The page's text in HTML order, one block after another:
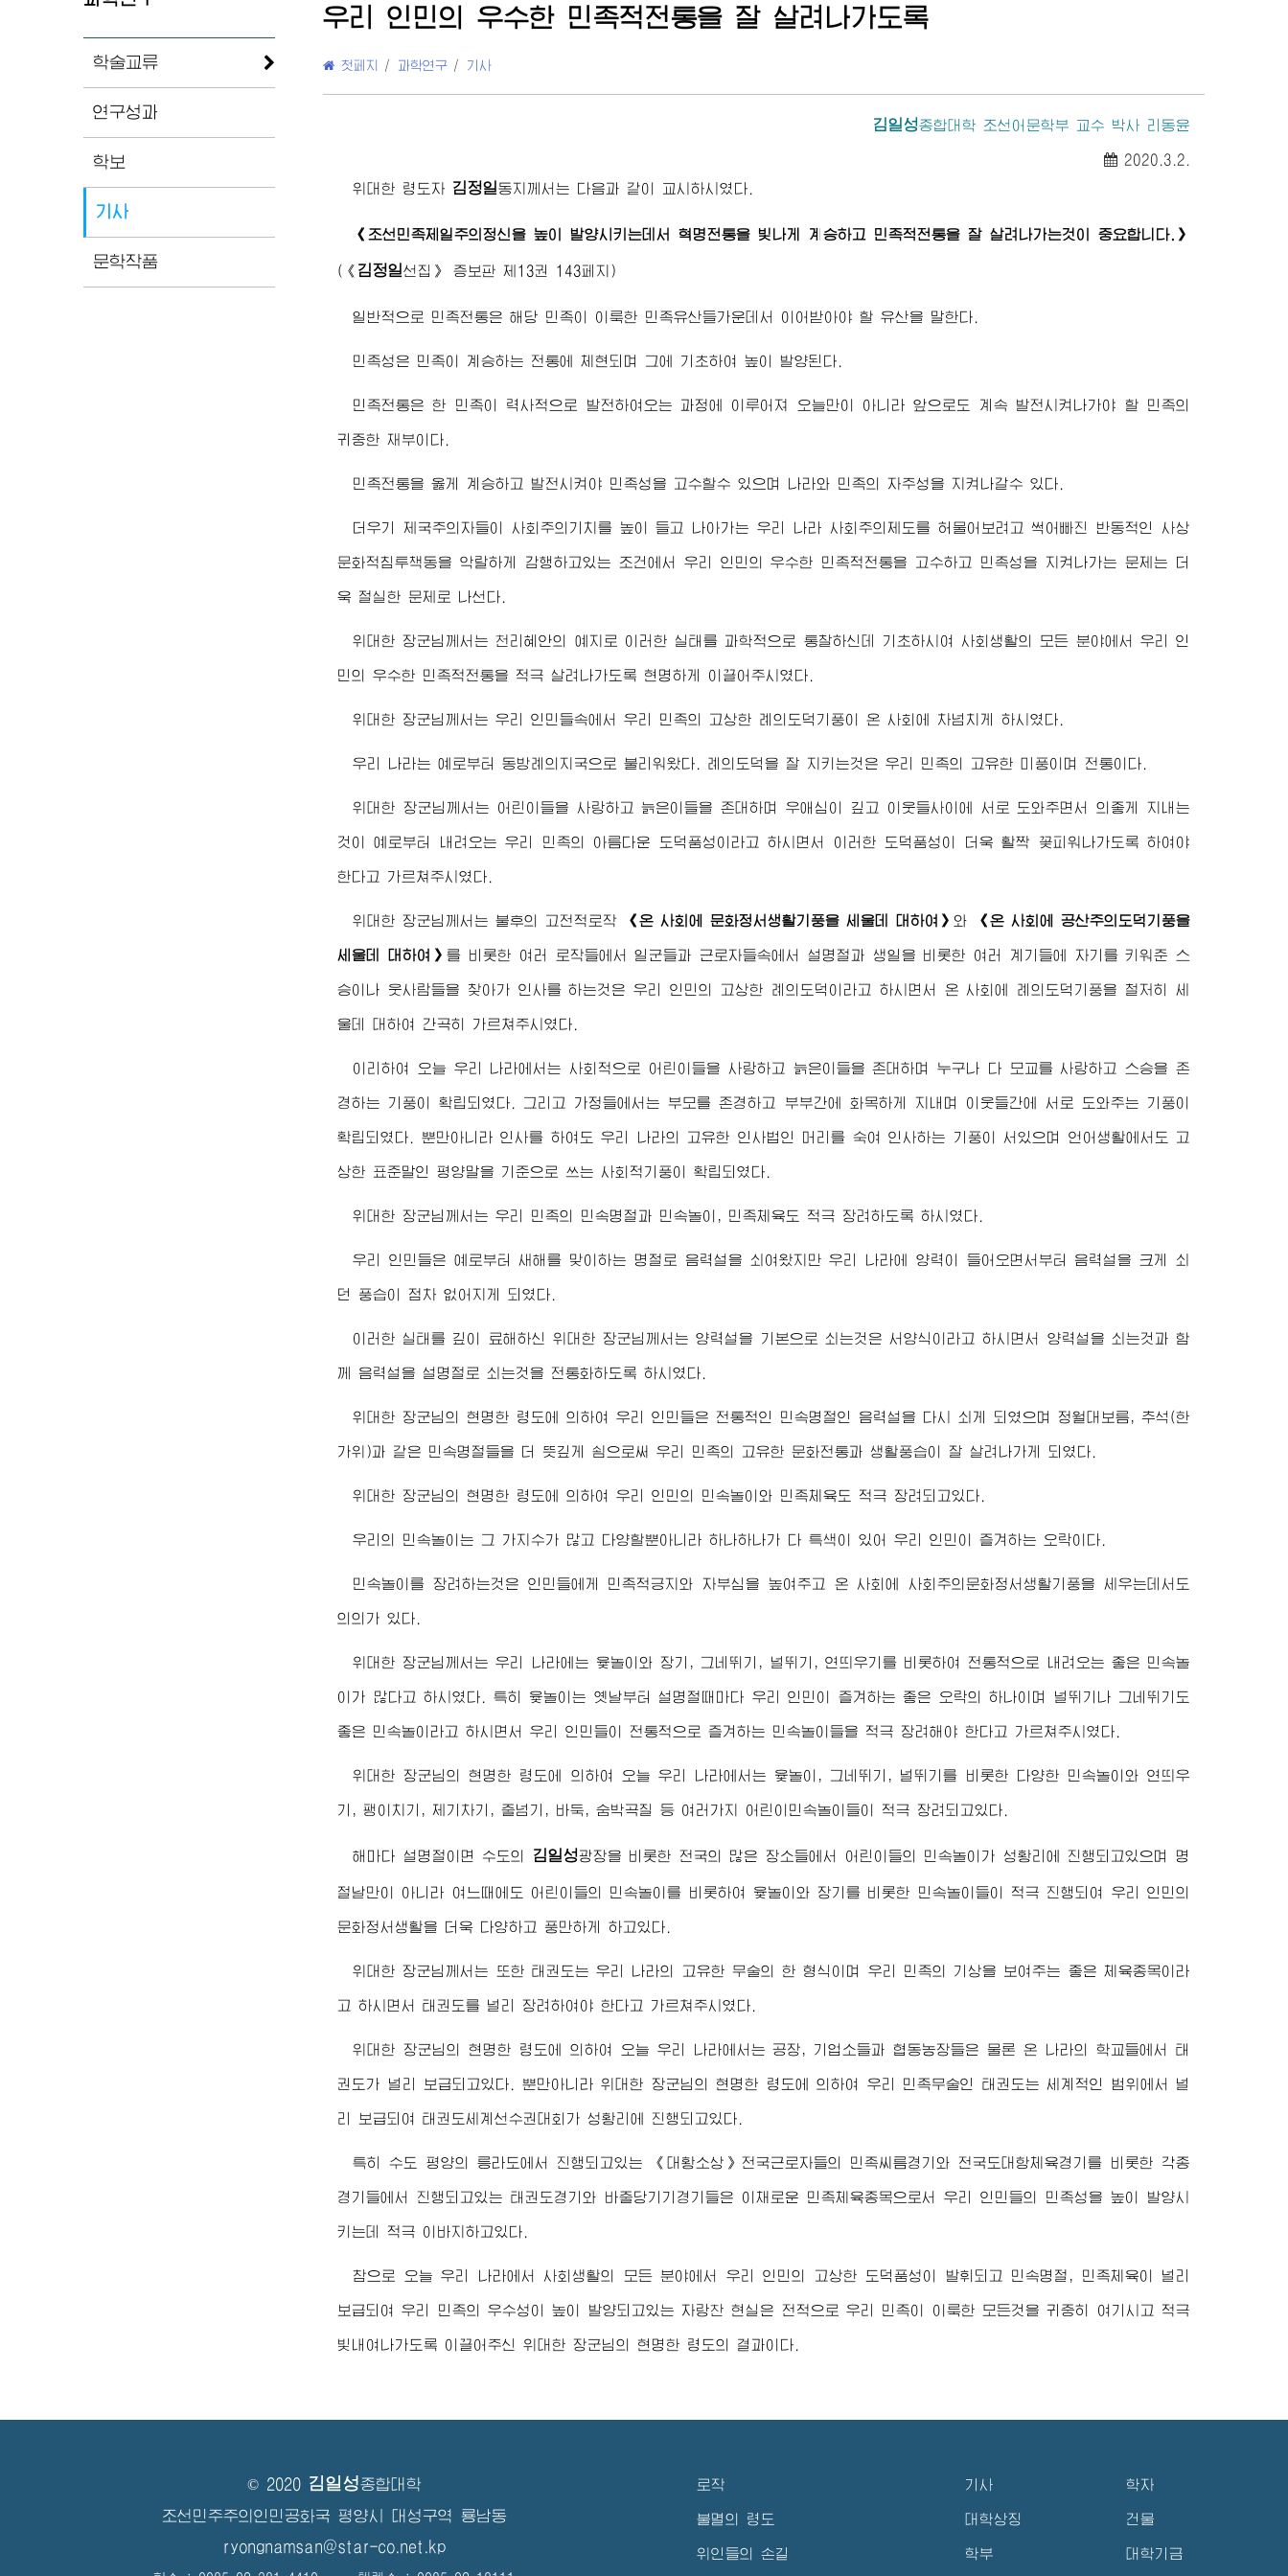
학술교류
연구성과
학보
기사
문학작품
우리 인민의 우수한 민족적전통을 잘 살려나가도록
첫페지 / 과학연구 / 기사
김일성종합대학 조선어문학부 교수 박사 리동윤
2020.3.2.
위대한 령도자 김정일동지 께서는 다음과 같이 교시하시였다.
《조선민족제일주의정신을 높이 발양시키는데서 혁명전통을 빛나게 계승하고 민족적전통을 잘 살려나가는것이 중요합니다.》
( 《 김정일선집》 증보판 제13권 143페지)
일반적으로 민족전통은 해당 민족이 이룩한 민족유산들가운데서 이어받아야 할 유산을 말한다.
민족성은 민족이 계승하는 전통에 체현되며 그에 기초하여 높이 발양된다.
민족전통은 한 민족이 력사적으로 발전하여오는 과정에 이루어져 오늘만이 아니라 앞으로도 계속 발전시켜나가야 할 민족의
귀중한 재부이다.
민족전통을 옳게 계승하고 발전시켜야 민족성을 고수할수 있으며 나라와 민족의 자주성을 지켜나갈수 있다.
더우기 제국주의자들이 사회주의기치를 높이 들고 나아가는 우리 나라 사회주의제도를 허물어보려고 썩어빠진 반동적인 사상
문화적침투책동을 악랄하게 감행하고있는 조건에서 우리 인민의 우수한 민족적전통을 고수하고 민족성을 지켜나가는 문제는 더
욱 절실한 문제로 나선다.
위대한 장군님께서는 천리혜안의 예지로 이러한 실태를 과학적으로 통찰하신데 기초하시여 사회생활의 모든 분야에서 우리 인
민의 우수한 민족적전통을 적극 살려나가도록 현명하게 이끌어주시였다.
위대한 장군님께서 는 우리 인민들속에서 우리 민족의 고상한 례의도덕기풍이 온 사회에 차넘치게 하시였다.
우리 나라는 예로부터 동방례의지국으로 불리워왔다. 례의도덕을 잘 지키는것은 우리 민족의 고유한 미풍이며 전통이다.
위대한 장군님께서 는 어린이들을 사랑하고 늙은이들을 존대하며 우애심이 깊고 이웃들사이에 서로 도와주면서 의좋게 지내는
것이 예로부터 내려오는 우리 민족의 아름다운 도덕품성이라고 하시면서 이러한 도덕품성이 더욱 활짝 꽃피워나가도록 하여야
한다고 가르쳐주시였다.
위대한 장군님께서는 불후의 고전적로작 《온 사회에 문화정서생활기풍을 세울데 대하여》와 《온 사회에 공산주의도덕기풍을
세울데 대하여》를 비롯한 여러 로작들에서 일군들과 근로자들속에서 설명절과 생일을 비롯한 여러 계기들에 자기를 키워준 스
승이나 웃사람들을 찾아가 인사를 하는것은 우리 인민의 고상한 례의도덕이라고 하시면서 온 사회에 례의도덕기풍을 철저히 세
울데 대하여 간곡히 가르쳐주시였다.
이리하여 오늘 우리 나라에서는 사회적으로 어린이들을 사랑하고 늙은이들을 존대하며 누구나 다 모교를 사랑하고 스승을 존
경하는 기풍이 확립되였다. 그리고 가정들에서는 부모를 존경하고 부부간에 화목하게 지내며 이웃들간에 서로 도와주는 기풍이
확립되였다. 뿐만아니라 인사를 하여도 우리 나라의 고유한 인사법인 머리를 숙여 인사하는 기풍이 서있으며 언어생활에서도 고
상한 표준말인 평양말을 기준으로 쓰는 사회적기풍이 확립되였다.
위대한 장군님께서 는 우리 민족의 민속명절과 민속놀이, 민족체육도 적극 장려하도록 하시였다.
우리 인민들은 예로부터 새해를 맞이하는 명절로 음력설을 쇠여왔지만 우리 나라에 양력이 들어오면서부터 음력설을 크게 쇠
던 풍습이 점차 없어지게 되였다.
이러한 실태를 깊이 료해하신 위대한 장군님께서는 양력설을 기본으로 쇠는것은 서양식이라고 하시면서 양력설을 쇠는것과 함
께 음력설을 설명절로 쇠는것을 전통화하도록 하시였다.
위대한 장군님 의 현명한 령도에 의하여 우리 인민들은 전통적인 민속명절인 음력설을 다시 쇠게 되였으며 정월대보름, 추석(한
가위)과 같은 민속명절들을 더 뜻깊게 쇰으로써 우리 민족의 고유한 문화전통과 생활풍습이 잘 살려나가게 되였다.
위대한 장군님 의 현명한 령도에 의하여 우리 인민의 민속놀이와 민족체육도 적극 장려되고있다.
우리의 민속놀이는 그 가지수가 많고 다양할뿐아니라 하나하나가 다 특색이 있어 우리 인민이 즐겨하는 오락이다.
민속놀이를 장려하는것은 인민들에게 민족적긍지와 자부심을 높여주고 온 사회에 사회주의문화정서생활기풍을 세우는데서도
의의가 있다.
위대한 장군님께서는 우리 나라에는 윷놀이와 장기, 그네뛰기, 널뛰기, 연띄우기를 비롯하여 전통적으로 내려오는 좋은 민속놀
이가 많다고 하시였다. 특히 윷놀이는 옛날부터 설명절때마다 우리 인민이 즐겨하는 좋은 오락의 하나이며 널뛰기나 그네뛰기도
좋은 민속놀이라고 하시면서 우리 인민들이 전통적으로 즐겨하는 민속놀이들을 적극 장려해야 한다고 가르쳐주시였다.
위대한 장군님의 현명한 령도에 의하여 오늘 우리 나라에서는 윷놀이, 그네뛰기, 널뛰기를 비롯한 다양한 민속놀이와 연띄우
기, 팽이치기, 제기차기, 줄넘기, 바둑, 숨박곡질 등 여러가지 어린이민속놀이들이 적극 장려되고있다.
해마다 설명절이면 수도의 김일성광장을 비롯한 전국의 많은 장소들에서 어린이들의 민속놀이가 성황리에 진행되고있으며 명
절날만이 아니라 여느때에도 어린이들의 민속놀이를 비롯하여 윷놀이와 장기를 비롯한 민속놀이들이 적극 진행되여 우리 인민의
문화정서생활을 더욱 다양하고 풍만하게 하고있다.
위대한 장군님께서는 또한 태권도는 우리 나라의 고유한 무술의 한 형식이며 우리 민족의 기상을 보여주는 좋은 체육종목이라
고 하시면서 태권도를 널리 장려하여야 한다고 가르쳐주시였다.
위대한 장군님 의 현명한 령도에 의하여 오늘 우리 나라에서는 공장, 기업소들과 협동농장들은 물론 온 나라의 학교들에서 태
권도가 널리 보급되고있다. 뿐만아니라 위대한 장군님 의 현명한 령도에 의하여 우리 민족무술인 태권도는 세계적인 범위에서 널
리 보급되여 태권도세계선수권대회가 성황리에 진행되고있다.
특히 수도 평양의 릉라도에서 진행되고있는 《대황소상》전국근로자들의 민족씨름경기와 전국도대항체육경기를 비롯한 각종
경기들에서 진행되고있는 태권도경기와 바줄당기기경기들은 이채로운 민족체육종목으로서 우리 인민들의 민족성을 높이 발양시
키는데 적극 이바지하고있다.
참으로 오늘 우리 나라에서 사회생활의 모든 분야에서 우리 인민의 고상한 도덕품성이 발휘되고 민속명절, 민족체육이 널리
보급되여 우리 민족의 우수성이 높이 발양되고있는 자랑찬 현실은 전적으로 우리 민족이 이룩한 모든것을 귀중히 여기시고 적극
빛내여나가도록 이끌어주신 위대한 장군님 의 현명한 령도의 결과이다.
© 2020 김일성종합대학
조선민주주의인민공화국 평양시 대성구역 룡남동
ryongnamsan@star-co.net.kp
로작
불멸의 령도
위인들의 손길
기사
대학상징
학부
학자
건물
대학기금